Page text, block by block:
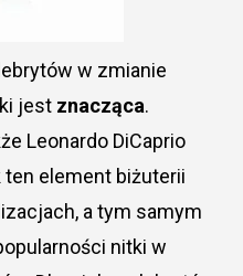
w zmianie
jest znacząca.
Leonardo DiCaprio
ten element biżuterii
a tym samym
nitki w